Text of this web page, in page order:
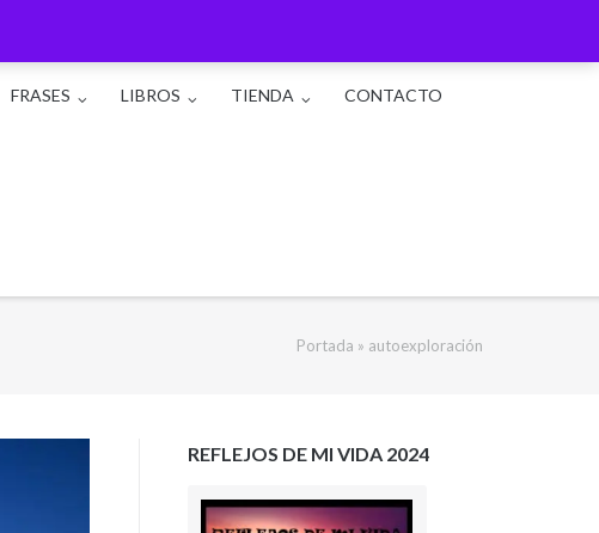
FRASES LIBROS TIENDA CONTACTO
Portada » autoexploración
REFLEJOS DE MI VIDA 2024